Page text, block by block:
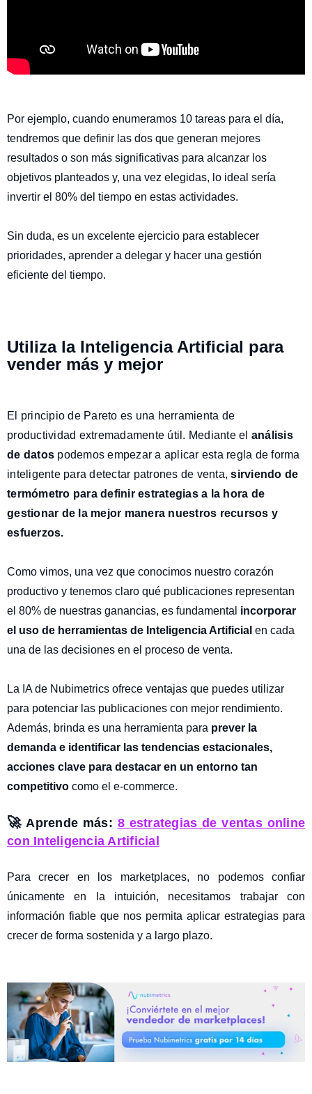
Por ejemplo, cuando enumeramos 10 tareas para el día,
tendremos que definir las dos que generan mejores
resultados o son más significativas para alcanzar los
objetivos planteados y, una vez elegidas, lo ideal sería
invertir el 80% del tiempo en estas actividades.
Sin duda, es un excelente ejercicio para establecer
prioridades, aprender a delegar y hacer una gestión
eficiente del tiempo.
Utiliza la Inteligencia Artificial para
vender más y mejor
El principio de Pareto es una herramienta de
productividad extremadamente útil. Mediante el análisis
de datos podemos empezar a aplicar esta regla de forma
inteligente para detectar patrones de venta, sirviendo de
termómetro para definir estrategias a la hora de
gestionar de la mejor manera nuestros recursos y
esfuerzos.
Como vimos, una vez que conocimos nuestro corazón
productivo y tenemos claro qué publicaciones representan
el 80% de nuestras ganancias, es fundamental incorporar
el uso de herramientas de Inteligencia Artificial en cada
una de las decisiones en el proceso de venta.
La IA de Nubimetrics ofrece ventajas que puedes utilizar
para potenciar las publicaciones con mejor rendimiento.
Además, brinda es una herramienta para prever la
demanda e identificar las tendencias estacionales,
acciones clave para destacar en un entorno tan
competitivo como el e-commerce.
🚀 Aprende más: 8 estrategias de ventas online
con Inteligencia Artificial
Para crecer en los marketplaces, no podemos confiar
únicamente en la intuición, necesitamos trabajar con
información fiable que nos permita aplicar estrategias para
crecer de forma sostenida y a largo plazo.